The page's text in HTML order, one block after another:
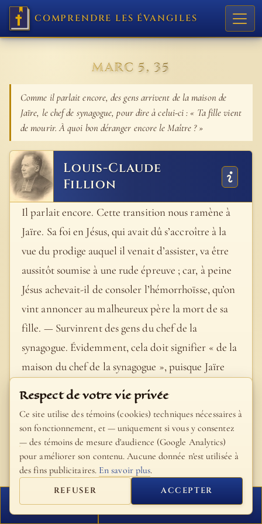
COMPRENDRE LES ÉVANGILES
MARC 5, 35
Comme il parlait encore, des gens arrivent de la maison de
Jaïre, le chef de synagogue, pour dire à celui-ci : « Ta fille vient
de mourir. À quoi bon déranger encore le Maître ? »
Louis-Claude
Fillion
Il parlait encore. Cette transition nous ramène à
Jaïre. Sa foi en Jésus, qui avait dû s’accroître à la
vue du prodige auquel il venait d’assister, va être
aussitôt soumise à une rude épreuve ; car, à peine
Jésus achevait-il de consoler l’hémorrhoïsse, qu’on
vint annoncer au malheureux père la mort de sa
fille. — Survinrent des gens du chef de la
synagogue. Évidemment, cela doit signifier « de la
maison du chef de la synagogue », puisque Jaïre
était alors auprès de Jésus. Du reste, cette locution
est très classique dans ce sens soit chez les Latins,
soit chez les Grecs. Quelques vieux manuscrits
latins portent : « vinrent au chef de la synagogue »,
mais ce sont là des corrections maladroites. —
Pourquoi importuner davantage… À quoi bon
ennuyer le Rabbi, maintenant qu’il n’y a plus rien
à faire ? Ces mauvais conseillers supposent, dans
FERMER PROCHAIN VERSET
Respect de votre vie privée
Ce site utilise des témoins (cookies) techniques nécessaires à
son fonctionnement, et — uniquement si vous y consentez
— des témoins de mesure d'audience (Google Analytics)
pour améliorer son contenu. Aucune donnée n'est utilisée à
des fins publicitaires. En savoir plus.
REFUSER ACCEPTER